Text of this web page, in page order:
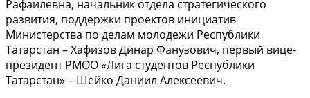
Рафаилевна, начальник отдела стратегического
развития, поддержки проектов инициатив
Министерства по делам молодежи Республики
Татарстан – Хафизов Динар Фанузович, первый вице-
президент РМОО «Лига студентов Республики
Татарстан» – Шейко Даниил Алексеевич.